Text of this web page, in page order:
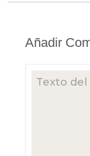
Añadir